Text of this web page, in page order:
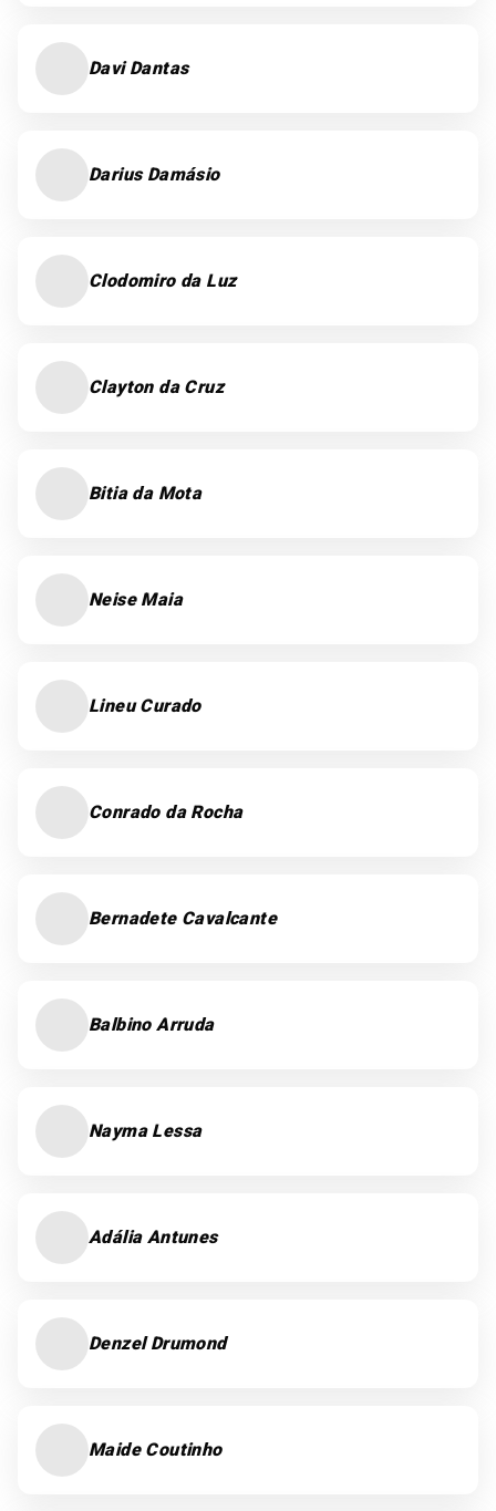
Davi Dantas
Darius Damásio
Clodomiro da Luz
Clayton da Cruz
Bitia da Mota
Neise Maia
Lineu Curado
Conrado da Rocha
Bernadete Cavalcante
Balbino Arruda
Nayma Lessa
Adália Antunes
Denzel Drumond
Maide Coutinho